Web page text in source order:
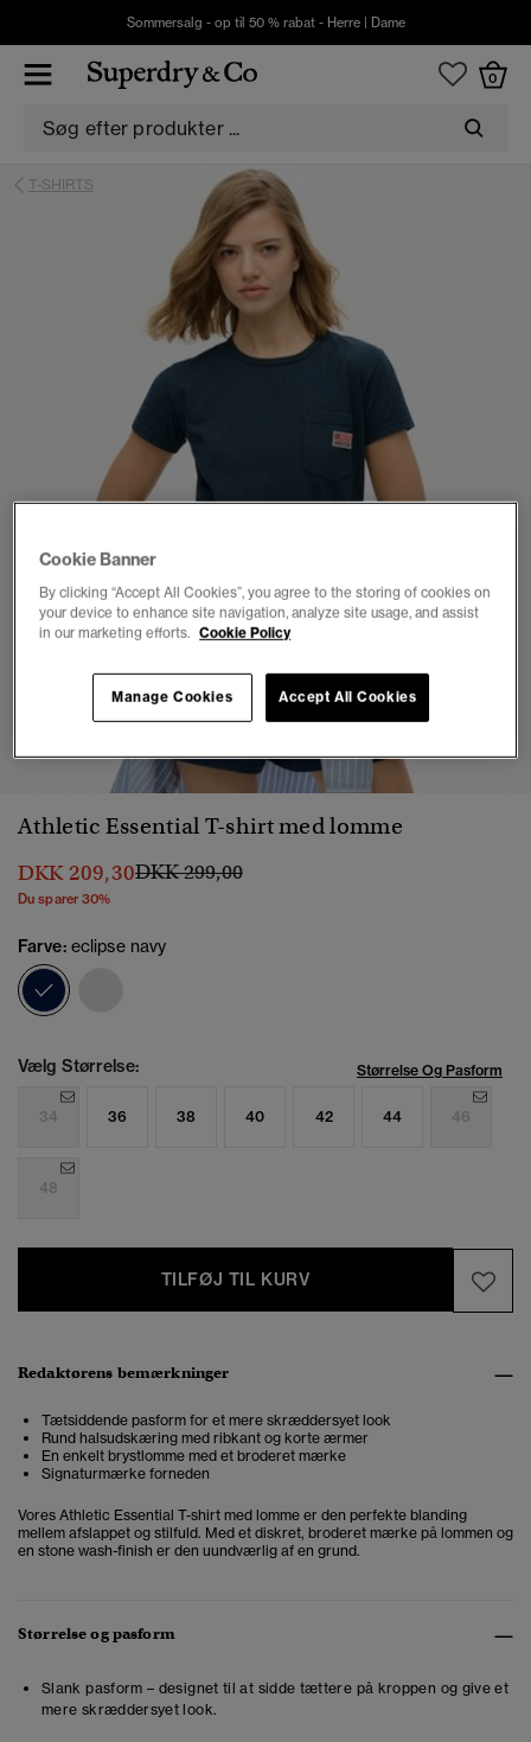
Sommersalg - op til 50 % rabat - Herre| Dame
0
T-SHIRTS
1 2 3 4 5 6
Athletic Essential T-shirt med lomme
DKK 209,30Pris nedsat fra
DKK 299,00til
Du sparer 30%
Farve: eclipse navy
Vælg Størrelse: Størrelse Og Pasform
34 36 38 40 42 44 46
48
TILFØJ TIL KURV
Redaktørens bemærkninger
Tætsiddende pasform for et mere skræddersyet look
Rund halsudskæring med ribkant og korte ærmer
En enkelt brystlomme med et broderet mærke
Signaturmærke forneden
Vores Athletic Essential T-shirt med lomme er den perfekte blanding
mellem afslappet og stilfuld. Med et diskret, broderet mærke på lommen og
en stone wash-finish er den uundværlig af en grund.
Størrelse og pasform
Slank pasform – designet til at sidde tættere på kroppen og give et
mere skræddersyet look.
Cookie Banner
By clicking “Accept All Cookies”, you agree to the storing of cookies on
your device to enhance site navigation, analyze site usage, and assist
in our marketing efforts. Cookie Policy
Accept All Cookies
Manage Cookies